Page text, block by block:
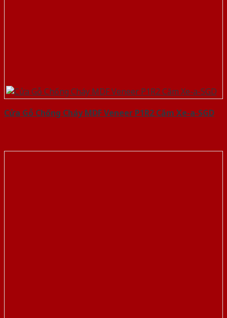
Cửa Gỗ Chống Cháy MDF Veneer P1R2 Căm Xe-a-SGD